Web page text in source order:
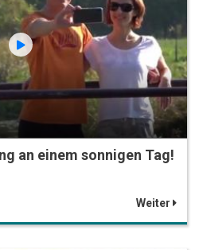
an einem sonnigen Tag!
Weiter